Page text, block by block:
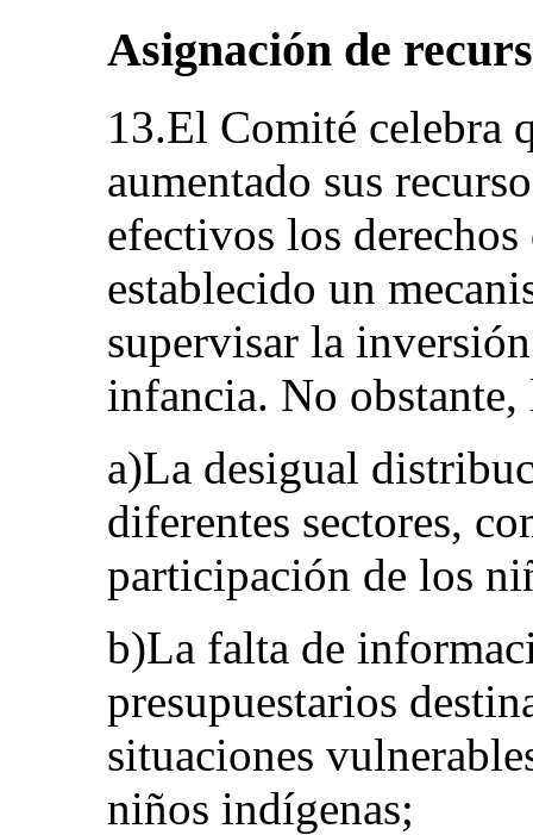
Asignación de
13.El Comité celebra
aumentado sus
efectivos los
establecido un
supervisar la
infancia. No
a)La desigual
diferentes sectores,
participación de los
b)La falta de
presupuestarios
situaciones
niños indígenas;